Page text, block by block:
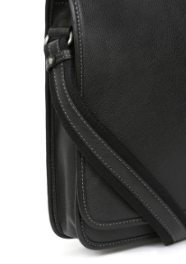
hvězdiček.